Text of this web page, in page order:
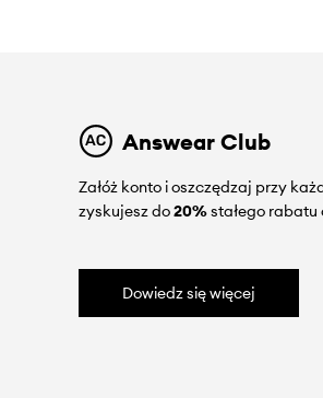
Answear Club
Załóż konto i oszczędzaj przy
zyskujesz do20%stałego rabatu
Dowiedz się więcej